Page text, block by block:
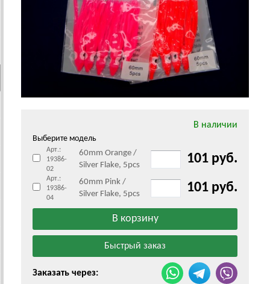
В наличии
Выберите модель
Арт.:
19386-
02
60mm Orange /
Silver Flake, 5pcs
101 руб.
Арт.:
19386-
04
60mm Pink /
Silver Flake, 5pcs
101 руб.
Заказать через: